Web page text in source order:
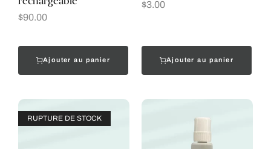
$90.00
Ajouter au panier
$3.00
Ajouter au panier
RUPTURE DE STOCK